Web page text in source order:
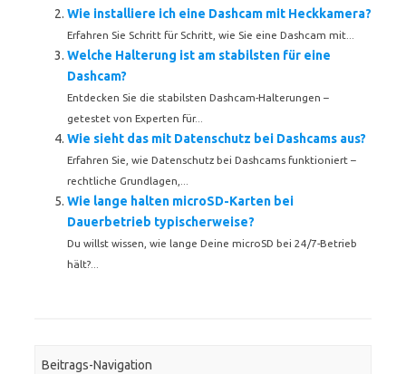
Wie installiere ich eine Dashcam mit Heckkamera?
Erfahren Sie Schritt für Schritt, wie Sie eine Dashcam mit...
Welche Halterung ist am stabilsten für eine
Dashcam?
Entdecken Sie die stabilsten Dashcam-Halterungen –
getestet von Experten für...
Wie sieht das mit Datenschutz bei Dashcams aus?
Erfahren Sie, wie Datenschutz bei Dashcams funktioniert –
rechtliche Grundlagen,...
Wie lange halten microSD-Karten bei
Dauerbetrieb typischerweise?
Du willst wissen, wie lange Deine microSD bei 24/7-Betrieb
hält?...
Beitrags-Navigation